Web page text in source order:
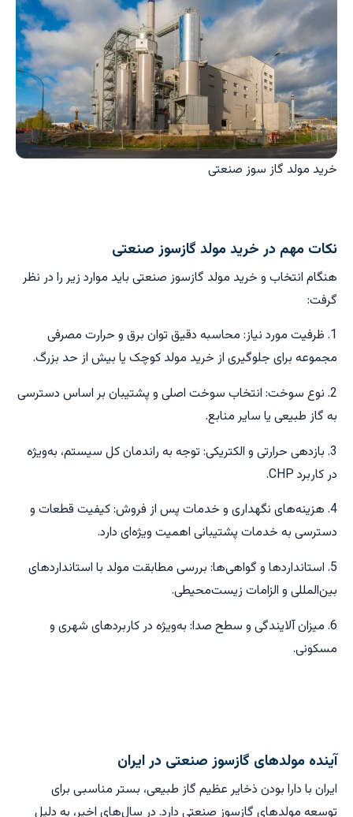
خرید مولد گاز سوز صنعتی
نکات مهم در خرید مولد گازسوز صنعتی
هنگام انتخاب و خرید مولد گازسوز صنعتی باید موارد زیر را در نظر
گرفت:
1. ظرفیت مورد نیاز: محاسبه دقیق توان برق و حرارت مصرفی
مجموعه برای جلوگیری از خرید مولد کوچک یا بیش از حد بزرگ.
2. نوع سوخت: انتخاب سوخت اصلی و پشتیبان بر اساس دسترسی
به گاز طبیعی یا سایر منابع.
3. بازدهی حرارتی و الکتریکی: توجه به راندمان کل سیستم، به‌ویژه
در کاربرد CHP.
4. هزینه‌های نگهداری و خدمات پس از فروش: کیفیت قطعات و
دسترسی به خدمات پشتیبانی اهمیت ویژه‌ای دارد.
5. استانداردها و گواهی‌ها: بررسی مطابقت مولد با استانداردهای
بین‌المللی و الزامات زیست‌محیطی.
6. میزان آلایندگی و سطح صدا: به‌ویژه در کاربردهای شهری و
مسکونی.
آینده مولدهای گازسوز صنعتی در ایران
ایران با دارا بودن ذخایر عظیم گاز طبیعی، بستر مناسبی برای
توسعه مولدهای گازسوز صنعتی دارد. در سال‌های اخیر، به دلیل